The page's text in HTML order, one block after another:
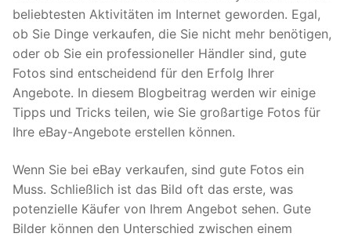
beliebtesten Aktivitäten im Internet geworden. Egal,
ob Sie Dinge verkaufen, die Sie nicht mehr benötigen,
oder ob Sie ein professioneller Händler sind, gute
Fotos sind entscheidend für den Erfolg Ihrer
Angebote. In diesem Blogbeitrag werden wir einige
Tipps und Tricks teilen, wie Sie großartige Fotos für
Ihre eBay-Angebote erstellen können.
Wenn Sie bei eBay verkaufen, sind gute Fotos ein
Muss. Schließlich ist das Bild oft das erste, was
potenzielle Käufer von Ihrem Angebot sehen. Gute
Bilder können den Unterschied zwischen einem